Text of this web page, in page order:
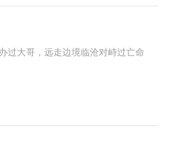
过大哥，远走边境临沧对峙过亡命